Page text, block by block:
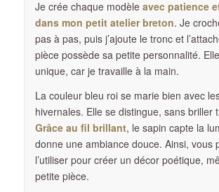
Je crée chaque modèle avec patience
dans mon petit atelier breton. Je
pas à pas, puis j’ajoute le tronc et
pièce possède sa petite personnalité.
unique, car je travaille à la main.
La couleur bleu roi se marie bien avec
hivernales. Elle se distingue, sans briller
Grâce au fil brillant, le sapin capte la
donne une ambiance douce. Ainsi, vous
l’utiliser pour créer un décor poétique,
petite pièce.